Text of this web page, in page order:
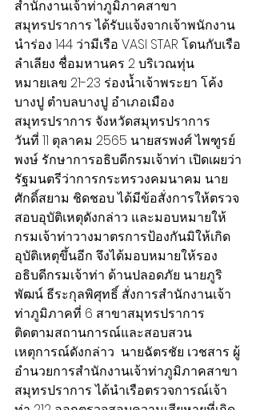
สำนักงานเจ้าท่าภูมิภาคสาขา
สมุทรปราการ ได้รับแจ้งจากเจ้าพนักงาน
นำร่อง 144 ว่ามีเรือ VASI STAR โดนกับเรือ
ลำเลียง ชื่อมหานคร 2 บริเวณทุ่น
หมายเลข 21-23 ร่องน้ำเจ้าพระยา โค้ง
บางปู ตำบลบางปู อำเภอเมือง
สมุทรปราการ จังหวัดสมุทรปราการ
วันที่ 11 ตุลาคม 2565 นายสรพงศ์ ไพฑูรย์
พงษ์ รักษาการอธิบดีกรมเจ้าท่า เปิดเผยว่า
รัฐมนตรีว่าการกระทรวงคมนาคม นาย
ศักดิ์สยาม ชิดชอบ ได้มีข้อสั่งการให้ตรวจ
สอบอุบัติเหตุดังกล่าว และมอบหมายให้
กรมเจ้าท่าวางมาตรการป้องกันมิให้เกิด
อุบัติเหตุขึ้นอีก จึงได้มอบหมายให้รอง
อธิบดีกรมเจ้าท่า ด้านปลอดภัย นายภูริ
พัฒน์ ธีระกุลพิศุทธิ์ สั่งการสำนักงานเจ้า
ท่าภูมิภาคที่ 6 สาขาสมุทรปราการ
ติดตามสถานการณ์และสอบสวน
เหตุการณ์ดังกล่าว  นายฉัตรชัย เวชสาร ผู้
อำนวยการสำนักงานเจ้าท่าภูมิภาคสาขา
สมุทรปราการ ได้นำเรือตรวจการณ์เจ้า